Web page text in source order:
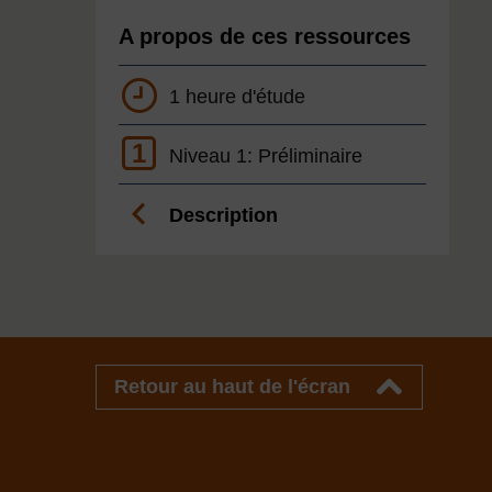
A propos de ces ressources
1 heure d'étude
1 Niveau 1: Préliminaire
Description
Retour au haut de l'écran